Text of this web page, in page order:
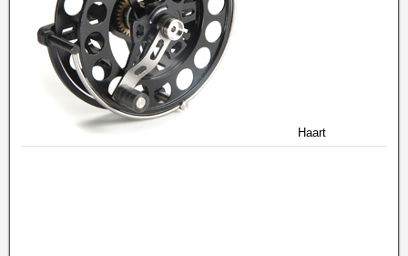
Haart